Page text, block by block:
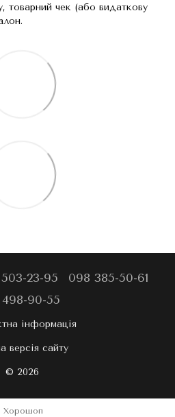
товарний чек (або видаткову
23-95
098 385-50-61
90-55
інформація
версія сайту
© 2026
Хорошоп